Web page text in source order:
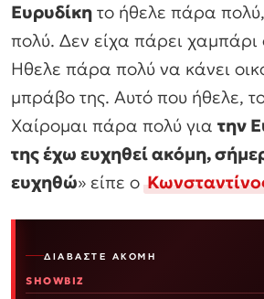
Ευρυδίκη το ήθελε πάρα
πολύ. Δεν είχα πάρει χαμπάρι
Ηθελε πάρα πολύ να κάνει
μπράβο της. Αυτό που ήθελε,
Χαίρομαι πάρα πολύ για την
της έχω ευχηθεί ακόμη,
ευχηθώ» είπε ο
ΔΙΑΒΆΣΤΕ ΑΚΌΜΗ
SHOWBIZ